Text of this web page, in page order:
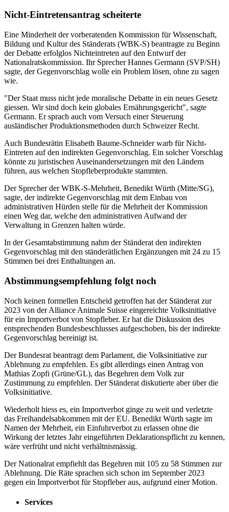
Nicht-Eintretensantrag scheiterte
Eine Minderheit der vorberatenden Kommission für Wissenschaft,
Bildung und Kultur des Ständerats (WBK-S) beantragte zu Beginn
der Debatte erfolglos Nichteintreten auf den Entwurf der
Nationalratskommission. Ihr Sprecher Hannes Germann (SVP/SH)
sagte, der Gegenvorschlag wolle ein Problem lösen, ohne zu sagen
wie.
"Der Staat muss nicht jede moralische Debatte in ein neues Gesetz
giessen. Wir sind doch kein globales Ernährungsgericht", sagte
Germann. Er sprach auch vom Versuch einer Steuerung
ausländischer Produktionsmethoden durch Schweizer Recht.
Auch Bundesrätin Elisabeth Baume-Schneider warb für Nicht-
Eintreten auf den indirekten Gegenvorschlag. Ein solcher Vorschlag
könnte zu juristischen Auseinandersetzungen mit den Ländern
führen, aus welchen Stopfleberprodukte stammten.
Der Sprecher der WBK-S-Mehrheit, Benedikt Würth (Mitte/SG),
sagte, der indirekte Gegenvorschlag mit dem Einbau von
administrativen Hürden stelle für die Mehrheit der Kommission
einen Weg dar, welche den administrativen Aufwand der
Verwaltung in Grenzen halten würde.
In der Gesamtabstimmung nahm der Ständerat den indirekten
Gegenvorschlag mit den ständerätlichen Ergänzungen mit 24 zu 15
Stimmen bei drei Enthaltungen an.
Abstimmungsempfehlung folgt noch
Noch keinen formellen Entscheid getroffen hat der Ständerat zur
2023 von der Alliance Animale Suisse eingereichte Volksinitiative
für ein Importverbot von Stopfleber. Er hat die Diskussion des
entsprechenden Bundesbeschlusses aufgeschoben, bis der indirekte
Gegenvorschlag bereinigt ist.
Der Bundesrat beantragt dem Parlament, die Volksinitiative zur
Ablehnung zu empfehlen. Es gibt allerdings einen Antrag von
Mathias Zopfi (Grüne/GL), das Begehren dem Volk zur
Zustimmung zu empfehlen. Der Ständerat diskutierte aber über die
Volksinitiative.
Wiederholt hiess es, ein Importverbot ginge zu weit und verletzte
das Freihandelsabkommen mit der EU. Benedikt Würth sagte im
Namen der Mehrheit, ein Einfuhrverbot zu erlassen ohne die
Wirkung der letztes Jahr eingeführten Deklarationspflicht zu kennen,
wäre verfrüht und nicht verhältnismässig.
Der Nationalrat empfiehlt das Begehren mit 105 zu 58 Stimmen zur
Ablehnung. Die Räte sprachen sich schon im September 2023
gegen ein Importverbot für Stopfleber aus, aufgrund einer Motion.
Services